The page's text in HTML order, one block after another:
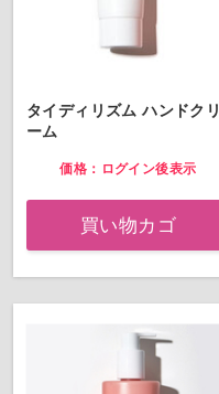
タイディリズム ハンドクリ
ーム
価格：ログイン後表示
買い物カゴ